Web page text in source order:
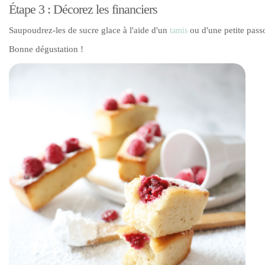
Étape 3 : Décorez les financiers
Saupoudrez-les de sucre glace à l'aide d'un tamis ou d'une petite
Bonne dégustation !